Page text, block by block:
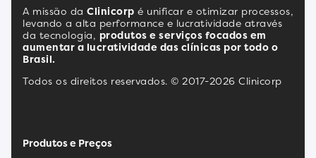
A missão da Clinicorp é unificar e otimizar processos,
levando a alta performance e lucratividade através
da tecnologia, produtos e serviços focados em
aumentar a lucratividade das clínicas por todo o
Brasil.
Todos os direitos reservados. © 2017-2026 Clinicorp
Produtos e Preços